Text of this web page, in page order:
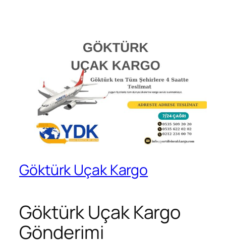
Göktürk Uçak Kargo
Göktürk Uçak Kargo
Gönderimi